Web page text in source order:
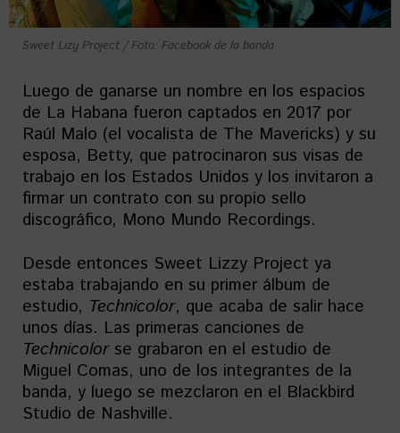
Sweet Lizy Project / Foto: Facebook de la banda
Luego de ganarse un nombre en los espacios
de La Habana fueron captados en 2017 por
Raúl Malo (el vocalista de The Mavericks) y su
esposa, Betty, que patrocinaron sus visas de
trabajo en los Estados Unidos y los invitaron a
firmar un contrato con su propio sello
discográfico, Mono Mundo Recordings.
Desde entonces Sweet Lizzy Project ya
estaba trabajando en su primer álbum de
estudio, Technicolor, que acaba de salir hace
unos días. Las primeras canciones de
Technicolorse grabaron en el estudio de
Miguel Comas, uno de los integrantes de la
banda, y luego se mezclaron en el Blackbird
Studio de Nashville.